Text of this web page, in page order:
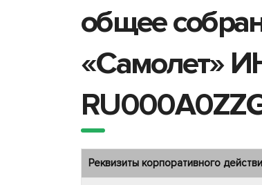
общее
«Самолет»
Реквизиты корпоративного